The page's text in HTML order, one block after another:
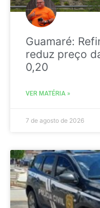
Guamaré:
reduz preço
0,20
VER MATÉRIA »
7 de agosto de 2026